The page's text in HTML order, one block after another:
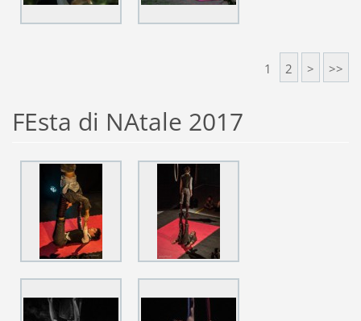
1 2 > >>
FEsta di NAtale 2017